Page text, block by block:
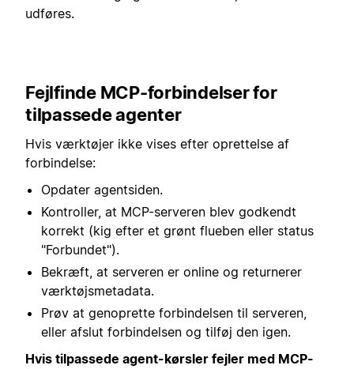
udføres.
Fejlfinde MCP-forbindelser for
tilpassede agenter
Hvis værktøjer ikke vises efter oprettelse af
forbindelse:
Opdater agentsiden.
Kontroller, at MCP-serveren blev godkendt
korrekt (kig efter et grønt flueben eller status
"Forbundet").
Bekræft, at serveren er online og returnerer
værktøjsmetadata.
Prøv at genoprette forbindelsen til serveren,
eller afslut forbindelsen og tilføj den igen.
Hvis tilpassede agent-kørsler fejler med MCP-